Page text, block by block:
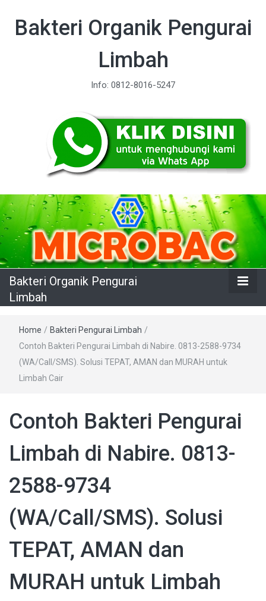
Bakteri Organik Pengurai
Limbah
Info: 0812-8016-5247
Bakteri Organik Pengurai
Limbah
Home / Bakteri Pengurai Limbah /
Contoh Bakteri Pengurai Limbah di Nabire. 0813-2588-9734
(WA/Call/SMS). Solusi TEPAT, AMAN dan MURAH untuk
Limbah Cair
Contoh Bakteri Pengurai
Limbah di Nabire. 0813-
2588-9734
(WA/Call/SMS). Solusi
TEPAT, AMAN dan
MURAH untuk Limbah